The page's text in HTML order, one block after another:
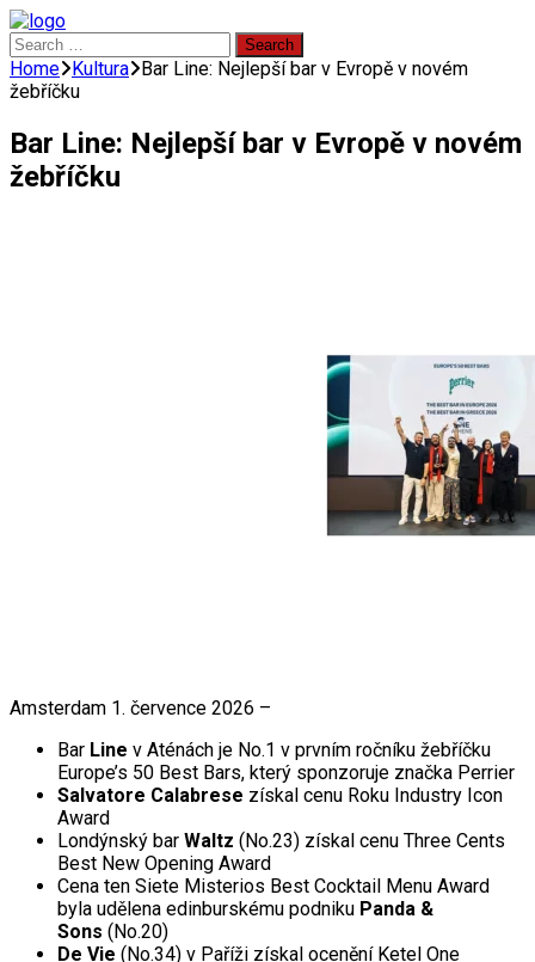
Search
for:
Home Kultura Bar Line: Nejlepší bar v Evropě v novém
žebříčku
Bar Line: Nejlepší bar v Evropě v novém
žebříčku
Amsterdam 1. července 2026 –
Bar Line v Aténách je No.1 v prvním ročníku žebříčku
Europe’s 50 Best Bars, který sponzoruje značka Perrier
Salvatore Calabrese získal cenu Roku Industry Icon
Award
Londýnský bar Waltz (No.23) získal cenu Three Cents
Best New Opening Award
Cena ten Siete Misterios Best Cocktail Menu Award
byla udělena edinburskému podniku Panda &
Sons (No.20)
De Vie (No.34) v Paříži získal ocenění Ketel One